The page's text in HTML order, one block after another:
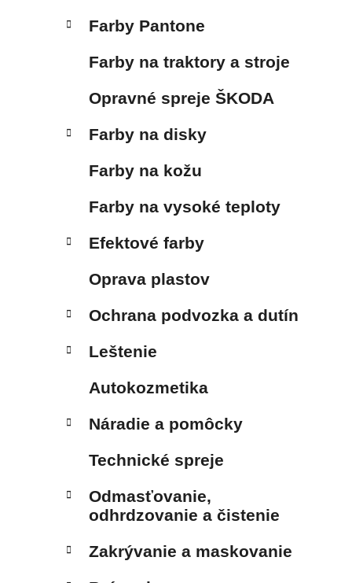
Farby Pantone
Farby na traktory a stroje
Opravné spreje ŠKODA
Farby na disky
Farby na kožu
Farby na vysoké teploty
Efektové farby
Oprava plastov
Ochrana podvozka a dutín
Leštenie
Autokozmetika
Náradie a pomôcky
Technické spreje
Odmasťovanie,
odhrdzovanie a čistenie
Zakrývanie a maskovanie